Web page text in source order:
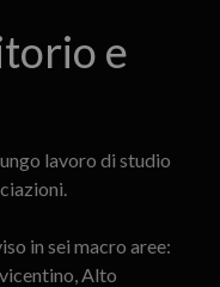
e
lavoro di studio
in sei macro aree:
Alto